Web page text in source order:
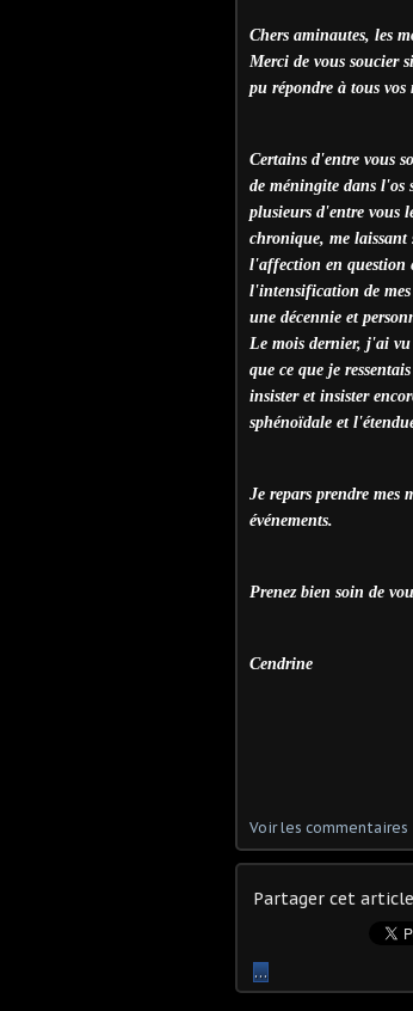
Chers aminautes, les
Merci de vous soucier
pu répondre à tous vos
Certains d'entre vous
de méningite dans l'os
plusieurs d'entre vous
chronique, me
l'affection en question
l'intensification de
une décennie et
Le mois dernier, j'ai
que ce que je
insister et insister
sphénoïdale et
Je repars prendre mes
événements.
Prenez bien soin de
Cendrine
Voir les commentaires
Partager cet article
…